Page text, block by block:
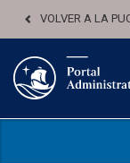
VOLVER A LA